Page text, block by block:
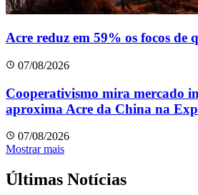
Acre reduz em 59% os focos de
07/08/2026
Cooperativismo mira mercado
aproxima Acre da China na
07/08/2026
Mostrar mais
Últimas Notícias